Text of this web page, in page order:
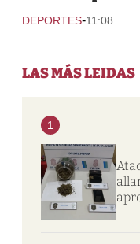
DEPORTES-11:08
LAS MÁS LEIDAS
1